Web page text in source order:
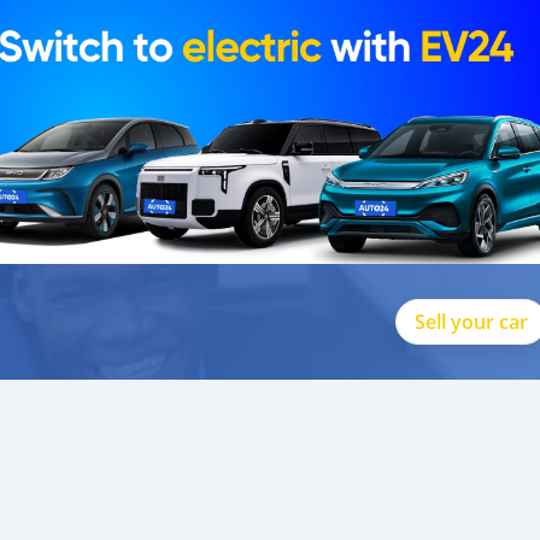
(NOA) en option avec LiDAR. Il prend en charge la conduite
les conditions de trafic complexes plus simple et plus
en cuir Nappa avec ventilation, chauffage et fonction massage.
pour rendre chaque voyage amusant.
robuste. Le S7 est le compagnon de confiance sur
en Russie et au Moyen-Orient !
populaires : Changan, Geely, Toyota, et bien d'autres !
Sell your car